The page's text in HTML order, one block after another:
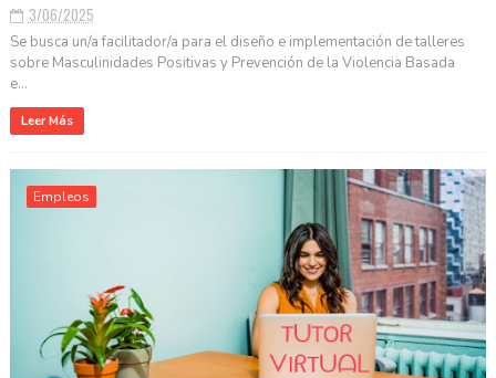
3/06/2025
Se busca un/a facilitador/a para el diseño e implementación de talleres
sobre Masculinidades Positivas y Prevención de la Violencia Basada
e...
Leer Más
Empleos